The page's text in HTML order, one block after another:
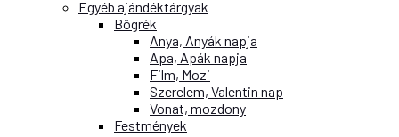
Egyéb ajándéktárgyak
Bögrék
Anya, Anyák napja
Apa, Apák napja
Film, Mozi
Szerelem, Valentin nap
Vonat, mozdony
Festmények